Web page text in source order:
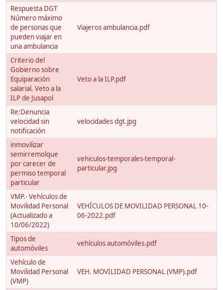
Respuesta DGT
Número máximo
de personas que
pueden viajar en
una ambulancia
Viajeros ambulancia.pdf
Criterio del
Gobierno sobre
Equiparación
salarial. Veto a la
ILP de Jusapol
Veto a la ILP.pdf
Re:Denuncia
velocidad sin
notificación
velocidades dgt.jpg
inmovilizar
semirremolque
por carecer de
permiso temporal
particular
vehiculos-temporales-temporal-
particular.jpg
VMP.- Vehículos de
Movilidad Personal
(Actualizado a
10/06/2022)
VEHÍCULOS DE MOVILIDAD PERSONAL 10-
06-2022.pdf
Tipos de
automóviles
vehículos automóviles.pdf
Vehículo de
Movilidad Personal
(VMP)
VEH. MOVILIDAD PERSONAL (VMP).pdf